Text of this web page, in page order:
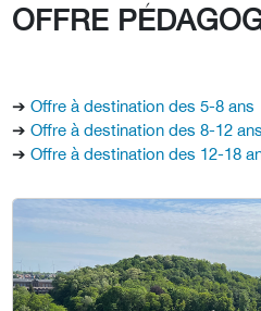
OFFRE
➔ Offre à destination des 5-8 ans
➔ Offre à destination des 8-12 ans
➔ Offre à destination des 12-18